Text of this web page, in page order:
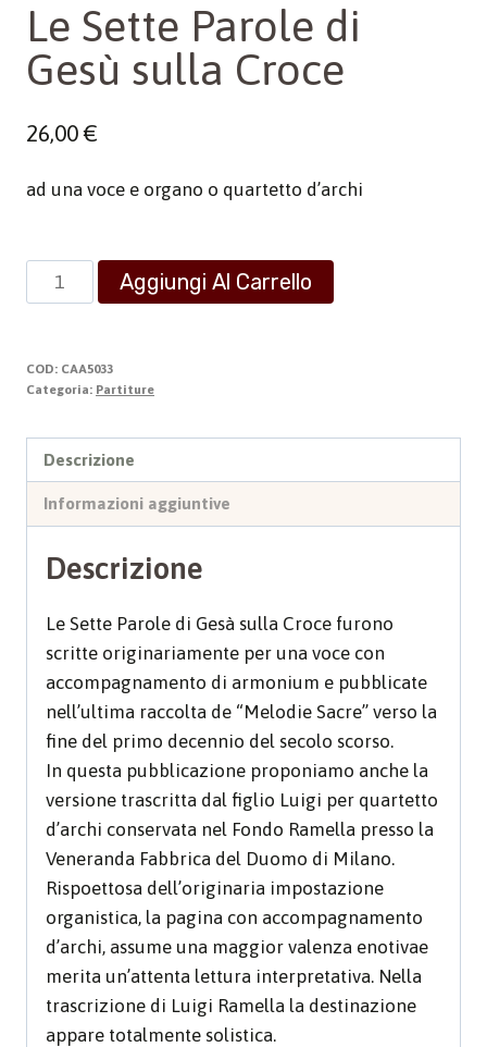
Le Sette Parole di
Gesù sulla Croce
26,00€
ad una voce e organo o quartetto d’archi
Sette
di
Gesù
Croce
quantità
Aggiungi Al Carrello
COD: CAA5033
Categoria: Partiture
Descrizione
Informazioni aggiuntive
Descrizione
Le Sette Parole di Gesà sulla Croce furono
scritte originariamente per una voce con
accompagnamento di armonium e pubblicate
nell’ultima raccolta de “Melodie Sacre” verso la
fine del primo decennio del secolo scorso.
In questa pubblicazione proponiamo anche la
versione trascritta dal figlio Luigi per quartetto
d’archi conservata nel Fondo Ramella presso la
Veneranda Fabbrica del Duomo di Milano.
Rispoettosa dell’originaria impostazione
organistica, la pagina con accompagnamento
d’archi, assume una maggior valenza enotivae
merita un’attenta lettura interpretativa. Nella
trascrizione di Luigi Ramella la destinazione
appare totalmente solistica.